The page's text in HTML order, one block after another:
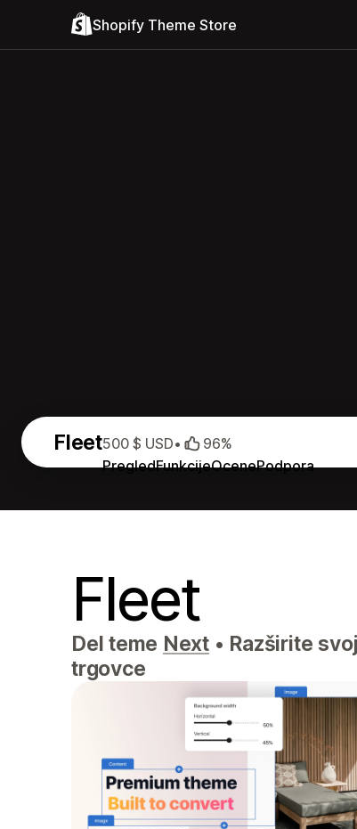
Shopify Theme Store
Fleet
PregledFunkcijeOcenePodpora
500 $ USD• 96%
Fleet
Del teme Next • Razširite
trgovce